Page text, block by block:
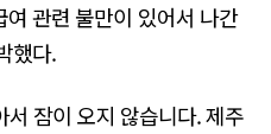
관련 불만이 있어서 나간
했다.
잠이 오지 않습니다. 제주